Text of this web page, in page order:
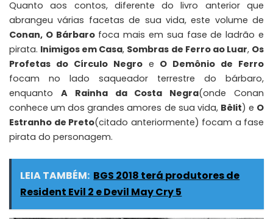
Quanto aos contos, diferente do livro anterior que
abrangeu várias facetas de sua vida, este volume de
Conan, O Bárbarofoca mais em sua fase de ladrão e
pirata. Inimigos em Casa, Sombras de Ferro ao Luar, Os
Profetas do Círculo Negroe O Demônio de Ferro
focam no lado saqueador terrestre do bárbaro,
enquanto A Rainha da Costa Negra(onde Conan
conhece um dos grandes amores de sua vida, Bêlit) e O
Estranho de Preto(citado anteriormente) focam a fase
pirata do personagem.
LEIA TAMBÉM: BGS 2018 terá produtores de
Resident Evil 2 e Devil May Cry 5